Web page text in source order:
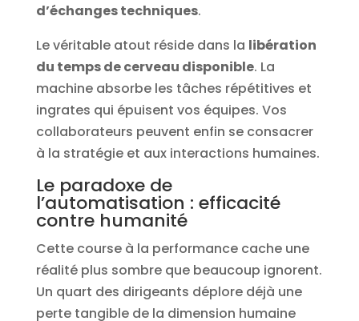
d’échanges techniques.
Le véritable atout réside dans la libération
du temps de cerveau disponible. La
machine absorbe les tâches répétitives et
ingrates qui épuisent vos équipes. Vos
collaborateurs peuvent enfin se consacrer
à la stratégie et aux interactions humaines.
Le paradoxe de
l’automatisation : efficacité
contre humanité
Cette course à la performance cache une
réalité plus sombre que beaucoup ignorent.
Un quart des dirigeants déplore déjà une
perte tangible de la dimension humaine